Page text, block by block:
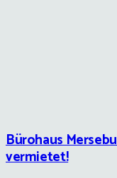
Bürohaus
vermietet!